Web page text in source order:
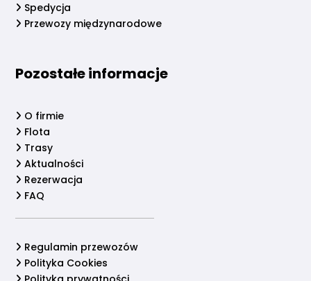
Spedycja
Przewozy międzynarodowe
Pozostałe informacje
O firmie
Flota
Trasy
Aktualności
Rezerwacja
FAQ
Regulamin przewozów
Polityka Cookies